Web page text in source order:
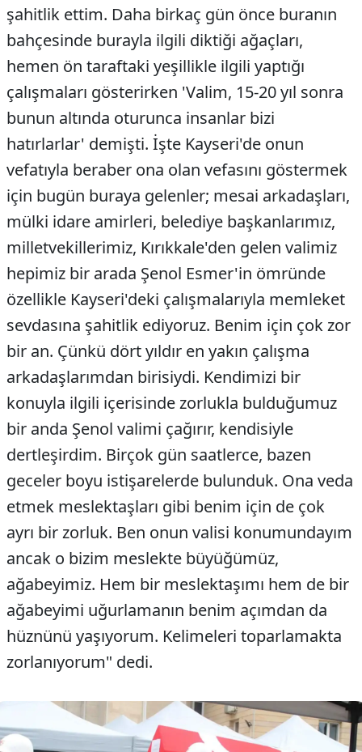
şahitlik ettim. Daha birkaç gün önce buranın
bahçesinde burayla ilgili diktiği ağaçları,
hemen ön taraftaki yeşillikle ilgili yaptığı
çalışmaları gösterirken 'Valim, 15-20 yıl sonra
bunun altında oturunca insanlar bizi
hatırlarlar' demişti. İşte Kayseri'de onun
vefatıyla beraber ona olan vefasını göstermek
için bugün buraya gelenler; mesai arkadaşları,
mülki idare amirleri, belediye başkanlarımız,
milletvekillerimiz, Kırıkkale'den gelen valimiz
hepimiz bir arada Şenol Esmer'in ömründe
özellikle Kayseri'deki çalışmalarıyla memleket
sevdasına şahitlik ediyoruz. Benim için çok zor
bir an. Çünkü dört yıldır en yakın çalışma
arkadaşlarımdan birisiydi. Kendimizi bir
konuyla ilgili içerisinde zorlukla bulduğumuz
bir anda Şenol valimi çağırır, kendisiyle
dertleşirdim. Birçok gün saatlerce, bazen
geceler boyu istişarelerde bulunduk. Ona veda
etmek meslektaşları gibi benim için de çok
ayrı bir zorluk. Ben onun valisi konumundayım
ancak o bizim meslekte büyüğümüz,
ağabeyimiz. Hem bir meslektaşımı hem de bir
ağabeyimi uğurlamanın benim açımdan da
hüznünü yaşıyorum. Kelimeleri toparlamakta
zorlanıyorum" dedi.